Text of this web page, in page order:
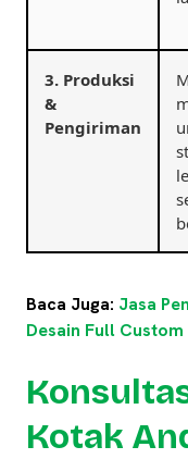
3. Produksi
&
Pengiriman
Baca Juga: Jasa
Desain Full Custom
Kotak